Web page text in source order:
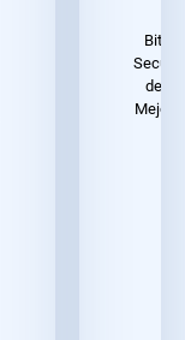
de
Mejor